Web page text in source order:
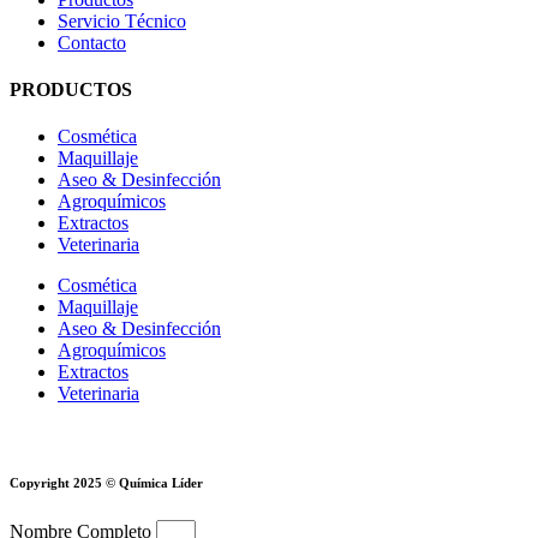
Servicio Técnico
Contacto
PRODUCTOS
Cosmética
Maquillaje
Aseo & Desinfección
Agroquímicos
Extractos
Veterinaria
Cosmética
Maquillaje
Aseo & Desinfección
Agroquímicos
Extractos
Veterinaria
Copyright 2025 © Química Líder
Nombre Completo